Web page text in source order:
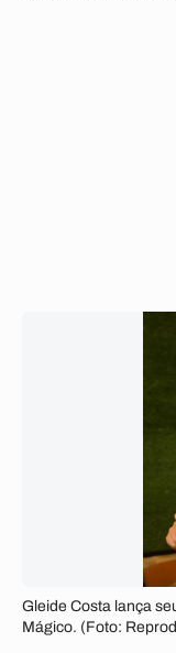
Gleide Costa lança
Mágico. (Foto: